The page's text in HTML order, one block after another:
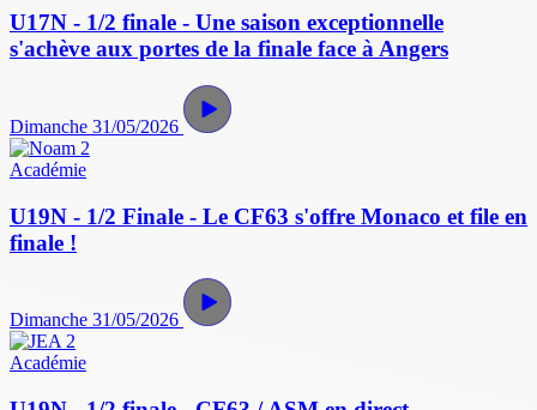
U17N - 1/2 finale - Une saison exceptionnelle
s'achève aux portes de la finale face à Angers
Dimanche 31/05/2026
Académie
U19N - 1/2 Finale - Le CF63 s'offre Monaco et file en
finale !
Dimanche 31/05/2026
Académie